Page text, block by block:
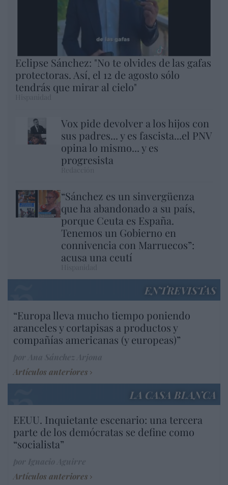
Eclipse Sánchez: "No te olvides de las gafas
protectoras. Así, el 12 de agosto sólo
tendrás que mirar al cielo"
Vox pide devolver a los hijos con
sus padres... y es fascista...el PNV
opina lo mismo... y es
progresista
“Sánchez es un sinvergüenza
que ha abandonado a su país,
porque Ceuta es España.
Tenemos un Gobierno en
connivencia con Marruecos”:
acusa una ceutí
ENTREVISTAS
“Europa lleva mucho tiempo poniendo
aranceles y cortapisas a productos y
compañías americanas (y europeas)”
Artículos anteriores
LA CASA BLANCA
EEUU. Inquietante escenario: una tercera
parte de los demócratas se define como
“socialista”
Artículos anteriores